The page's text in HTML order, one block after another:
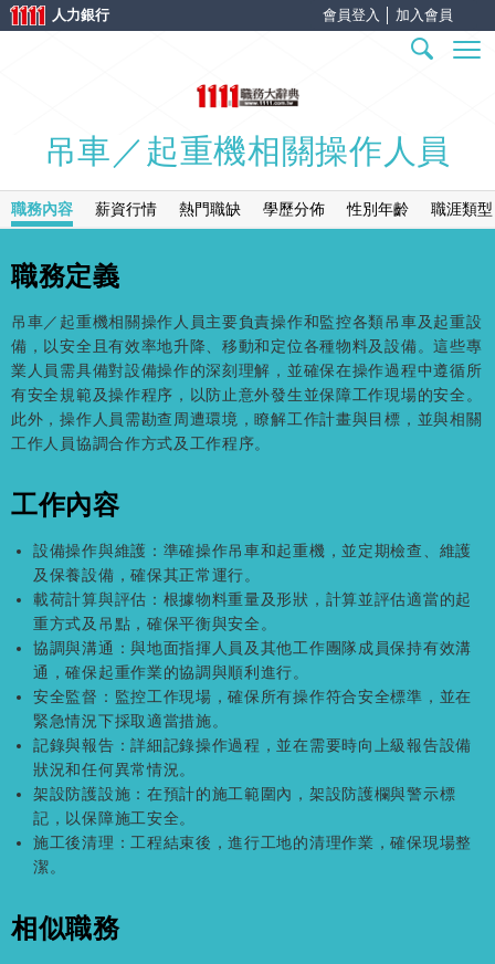
會員登入 加入會員
人力銀行
吊車／起重機相關操作人員
職務內容 薪資行情 熱門職缺 學歷分佈 性別年齡 職涯類型
職務定義
吊車／起重機相關操作人員主要負責操作和監控各類吊車及起重設
備，以安全且有效率地升降、移動和定位各種物料及設備。這些專
業人員需具備對設備操作的深刻理解，並確保在操作過程中遵循所
有安全規範及操作程序，以防止意外發生並保障工作現場的安全。
此外，操作人員需勘查周遭環境，瞭解工作計畫與目標，並與相關
工作人員協調合作方式及工作程序。
工作內容
設備操作與維護：準確操作吊車和起重機，並定期檢查、維護
及保養設備，確保其正常運行。
載荷計算與評估：根據物料重量及形狀，計算並評估適當的起
重方式及吊點，確保平衡與安全。
協調與溝通：與地面指揮人員及其他工作團隊成員保持有效溝
通，確保起重作業的協調與順利進行。
安全監督：監控工作現場，確保所有操作符合安全標準，並在
緊急情況下採取適當措施。
記錄與報告：詳細記錄操作過程，並在需要時向上級報告設備
狀況和任何異常情況。
架設防護設施：在預計的施工範圍內，架設防護欄與警示標
記，以保障施工安全。
施工後清理：工程結束後，進行工地的清理作業，確保現場整
潔。
相似職務